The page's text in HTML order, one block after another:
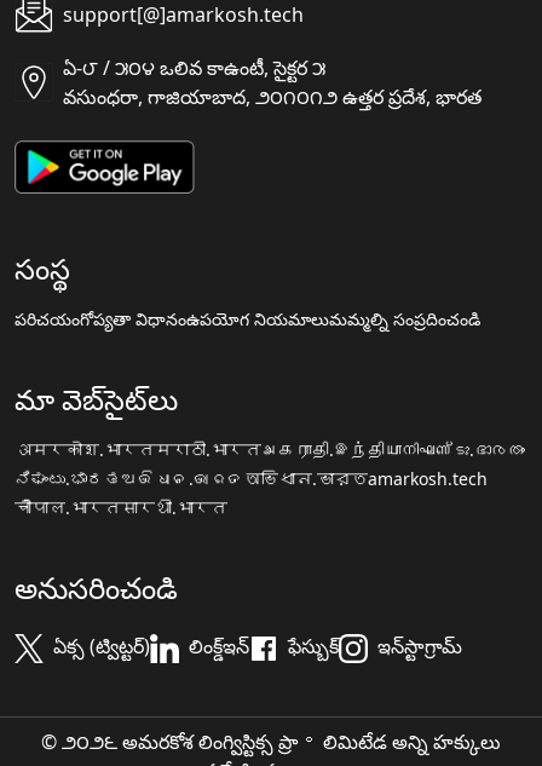
support[@]amarkosh.tech
ఏ-౮ / ౫౦౪ ఒలివ కాఉంటీ, సైక్టర ౫
వసుంధరా, గాజియాబాద, ౨౦౧౦౧౨ ఉత్తర ప్రదేశ, భారత
సంస్థ
పరిచయంగోప్యతా విధానంఉపయోగ నియమాలుమమ్మల్ని సంప్రదించండి
మా వెబ్‌సైట్‌లు
अमरकोश.भारतमराठी.भारतஅகராதி.இந்தியாനിഘണ്ടു.ഭാരതം
ನಿಘಂಟು.ಭಾರತ ଅଭିଧାନ.ଭାରତ অভিধান.ভারতamarkosh.tech
चौपाल.भारतसारथी.भारत
అనుసరించండి
ఏక్స (ట్విట్టర్) లింక్డ్ఇన్ ఫేస్బుక్ ఇన్‌స్టాగ్రామ్
© ౨౦౨౬ అమరకోశ లింగ్విస్టిక్స ప్రా॰ లిమిటేడ అన్ని హక్కులు